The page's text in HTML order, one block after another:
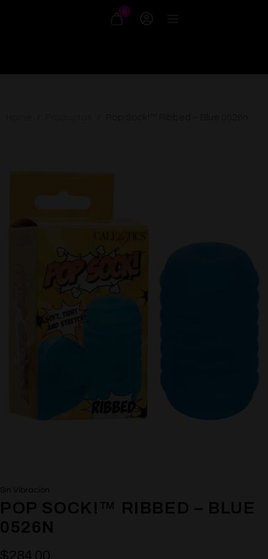
Sin Vibración
POP SOCK!™ RIBBED – BLUE
0526N
$284.00